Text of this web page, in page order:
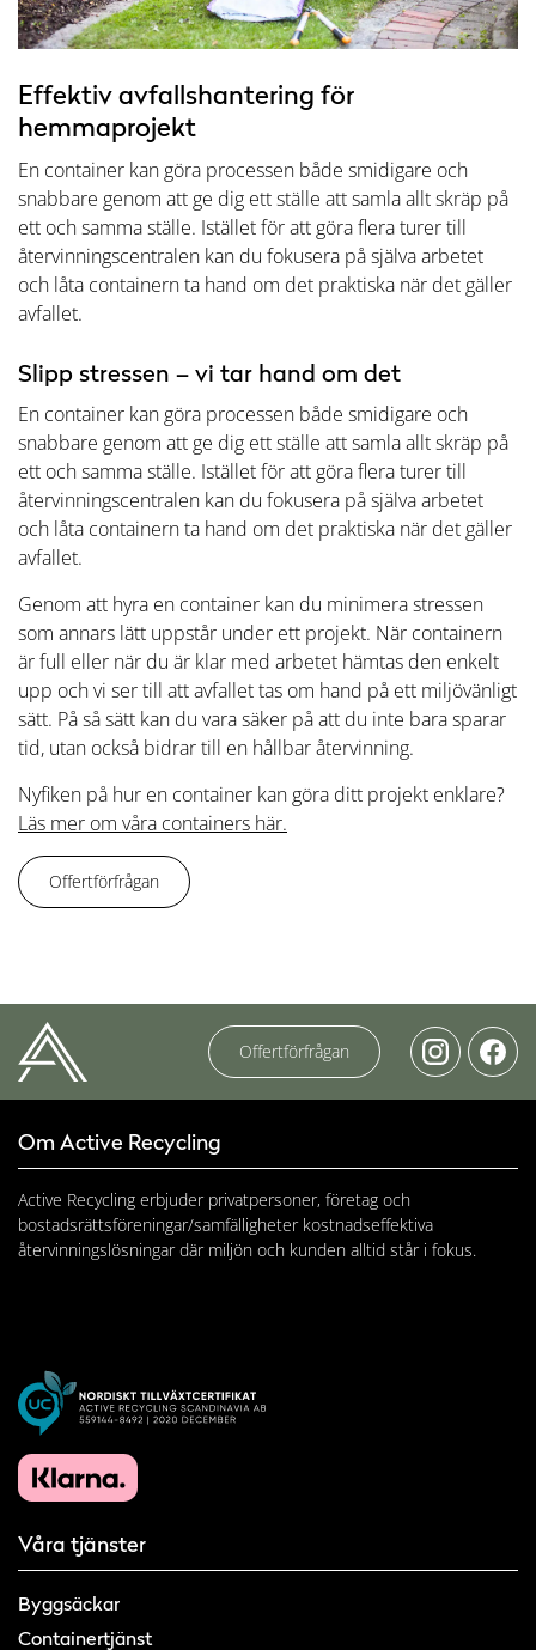
Effektiv avfallshantering för
hemmaprojekt
En container kan göra processen både smidigare och
snabbare genom att ge dig ett ställe att samla allt skräp på
ett och samma ställe. Istället för att göra flera turer till
återvinningscentralen kan du fokusera på själva arbetet
och låta containern ta hand om det praktiska när det gäller
avfallet.
Slipp stressen – vi tar hand om det
En container kan göra processen både smidigare och
snabbare genom att ge dig ett ställe att samla allt skräp på
ett och samma ställe. Istället för att göra flera turer till
återvinningscentralen kan du fokusera på själva arbetet
och låta containern ta hand om det praktiska när det gäller
avfallet.
Genom att hyra en container kan du minimera stressen
som annars lätt uppstår under ett projekt. När containern
är full eller när du är klar med arbetet hämtas den enkelt
upp och vi ser till att avfallet tas om hand på ett miljövänligt
sätt. På så sätt kan du vara säker på att du inte bara sparar
tid, utan också bidrar till en hållbar återvinning.
Nyfiken på hur en container kan göra ditt projekt enklare?
Läs mer om våra containers här.
Offertförfrågan
Offertförfrågan
Om Active Recycling
Active Recycling erbjuder privatpersoner, företag och
bostadsrättsföreningar/samfälligheter kostnadseffektiva
återvinningslösningar där miljön och kunden alltid står i fokus.
Våra tjänster
Byggsäckar
Containertjänst